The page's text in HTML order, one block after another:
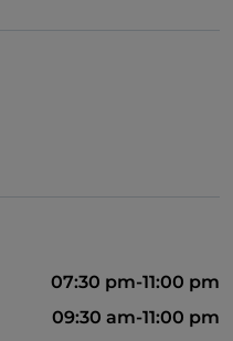
07:30 pm-11:00 pm
09:30 am-11:00 pm